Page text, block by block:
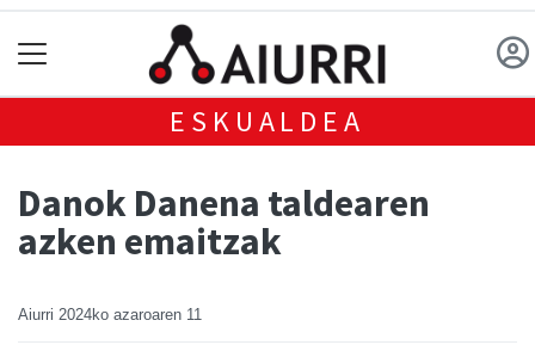
ESKUALDEA
Danok Danena taldearen
azken emaitzak
Aiurri 2024ko azaroaren 11